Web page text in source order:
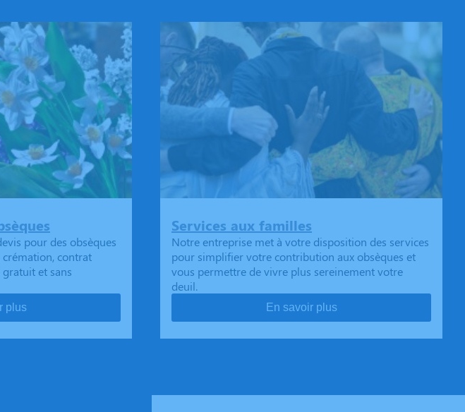
pour des obsèques
contrat
et sans
plus
Services aux familles
Notre entreprise met à votre disposition des services
pour simplifier votre contribution aux obsèques et
vous permettre de vivre plus sereinement votre
deuil.
En savoir plus